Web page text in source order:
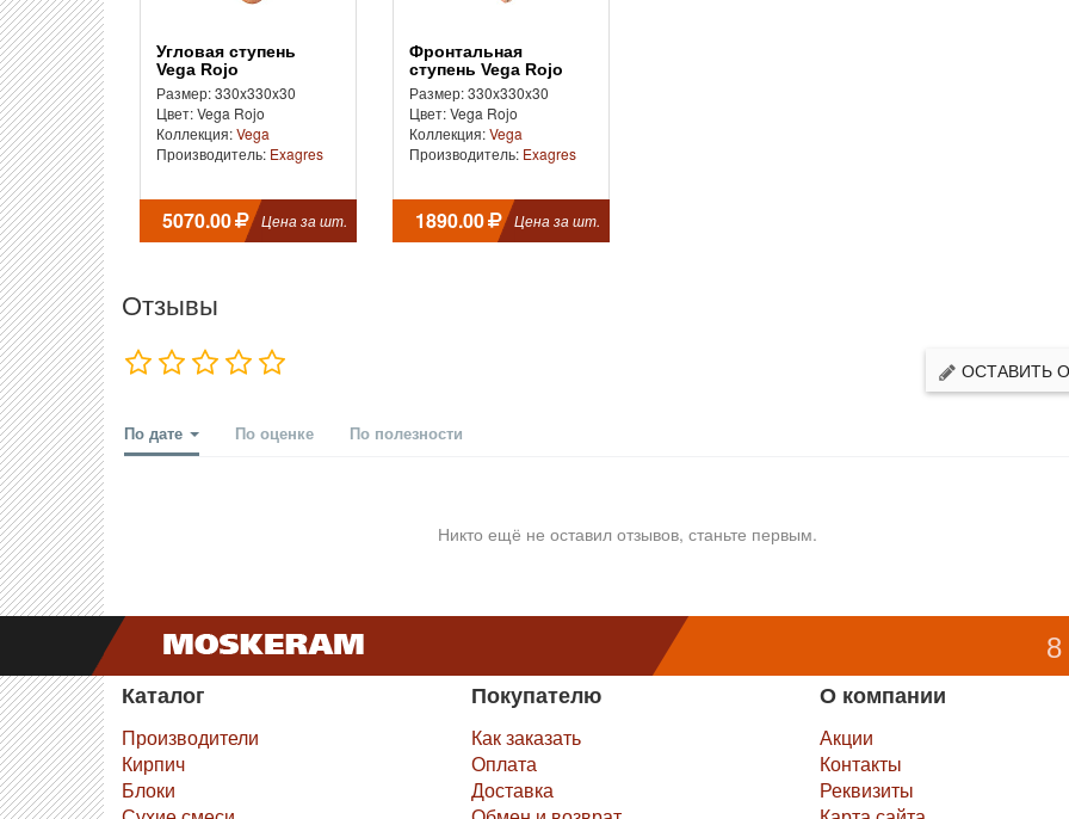
Угловая ступень
Vega Rojo
Размер: 330x330x30
Цвет: Vega Rojo
Коллекция:Vega
Производитель: Exagres
5070.00 Цена за шт.
Фронтальная
ступень Vega Rojo
Размер: 330x330x30
Цвет: Vega Rojo
Коллекция:Vega
Производитель: Exagres
1890.00 Цена за шт.
Отзывы
ОСТАВИТЬ
По дате По оценке По полезности
Никто ещё не оставил отзывов, станьте первым.
Каталог
Производители
Кирпич
Блоки
Покупателю
Как заказать
Оплата
Доставка
О компании
Акции
Контакты
Реквизиты